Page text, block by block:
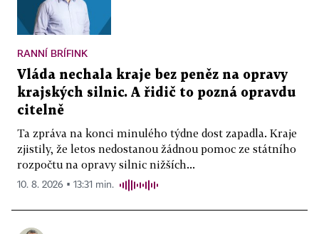
RANNÍ BRÍFINK
Vláda nechala kraje bez peněz na opravy
krajských silnic. A řidič to pozná opravdu
citelně
Ta zpráva na konci minulého týdne dost zapadla. Kraje
zjistily, že letos nedostanou žádnou pomoc ze státního
rozpočtu na opravy silnic nižších...
10. 8. 2026 ▪ 13:31 min.